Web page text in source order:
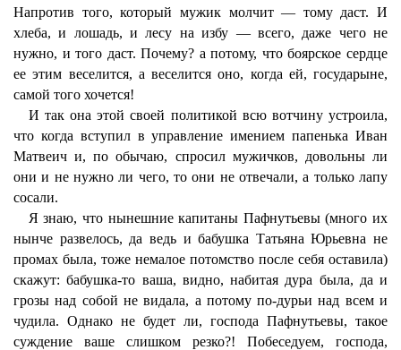
Напротив того, который мужик молчит — тому даст. И
хлеба, и лошадь, и лесу на избу — всего, даже чего не
нужно, и того даст. Почему? а потому, что боярское сердце
ее этим веселится, а веселится оно, когда ей, государыне,
самой того хочется!
И так она этой своей политикой всю вотчину устроила,
что когда вступил в управление имением папенька Иван
Матвеич и, по обычаю, спросил мужичков, довольны ли
они и не нужно ли чего, то они не отвечали, а только лапу
сосали.
Я знаю, что нынешние капитаны Пафнутьевы (много их
нынче развелось, да ведь и бабушка Татьяна Юрьевна не
промах была, тоже немалое потомство после себя оставила)
скажут: бабушка-то ваша, видно, набитая дура была, да и
грозы над собой не видала, а потому по-дурьи над всем и
чудила. Однако не будет ли, господа Пафнутьевы, такое
суждение ваше слишком резко?! Побеседуем, господа,